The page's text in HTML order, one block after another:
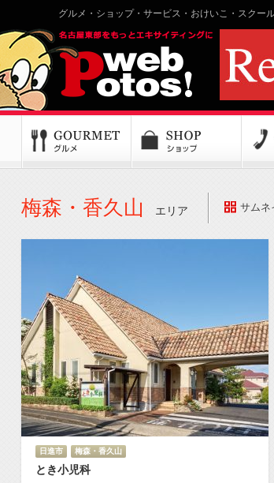
グルメ・ショップ・サービス・おけいこ・スクー
梅森・香久山 エリア サムネ
日進市 梅森・香久山
とき小児科